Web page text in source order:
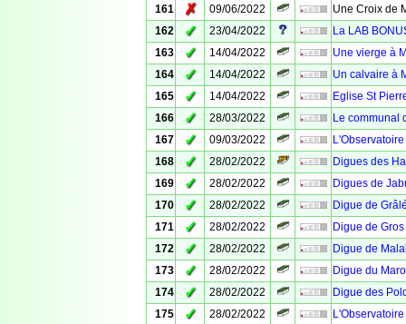
161
✗ 09/06/2022
Une Croix de
162
✓ 23/04/2022
La LAB
163
✓ 14/04/2022
Une vierge à
164
✓ 14/04/2022
Un calvaire à
165
✓ 14/04/2022
Eglise St
166
✓ 28/03/2022
Le communal
167
✓ 09/03/2022
168
✓ 28/02/2022
Digues des
169
✓ 28/02/2022
Digues de
170
✓ 28/02/2022
Digue de
171
✓ 28/02/2022
Digue de
172
✓ 28/02/2022
Digue de
173
✓ 28/02/2022
Digue du
174
✓ 28/02/2022
Digue des
175
✓ 28/02/2022